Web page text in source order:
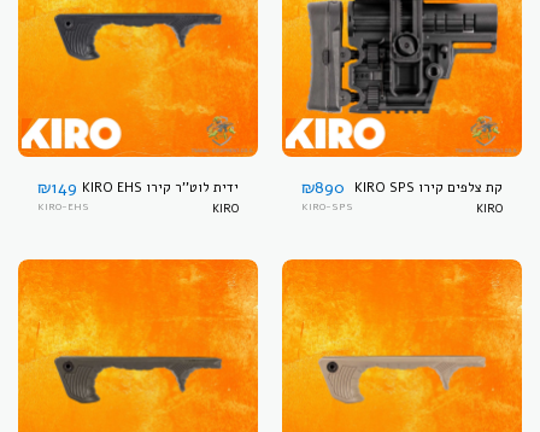
קת צלפים קירו KIRO SPS ₪890
KIRO
KIRO-SPS
ידית לוט''ר קירו KIRO EHS ₪149
KIRO
KIRO-EHS